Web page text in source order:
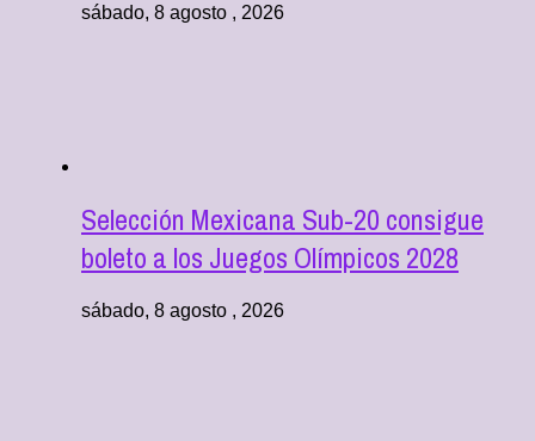
sábado, 8 agosto , 2026
Selección Mexicana Sub-20 consigue
boleto a los Juegos Olímpicos 2028
sábado, 8 agosto , 2026